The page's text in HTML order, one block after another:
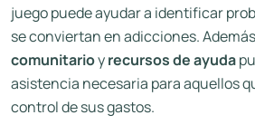
juego puede ayudar a identificar
se conviertan en adicciones.
comunitarioyrecursos de ayuda
asistencia necesaria para aquellos
control de sus gastos.